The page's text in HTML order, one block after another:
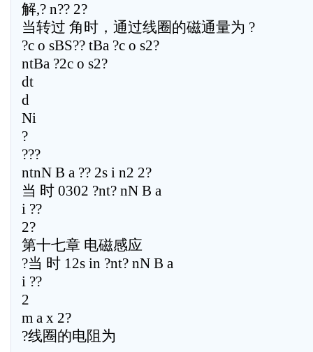
解,? n?? 2?
当转过 角时，通过线圈的磁通量为 ?
?c o sBS?? tBa ?c o s2?
ntBa ?2c o s2?
dt
d
Ni
?
???
ntnN B a ?? 2s i n2 2?
当 时 0302 ?nt? nN B a
i ??
2?
第十七章 电磁感应
?当 时 12s in ?nt? nN B a
i ??
2
m a x 2?
?线圈的电阻为